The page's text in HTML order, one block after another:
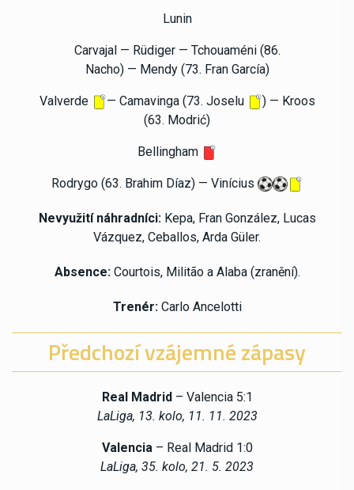
Lunin
Carvajal — Rüdiger — Tchouaméni (86.
Nacho) — Mendy (73. Fran García)
Valverde — Camavinga (73. Joselu
) — Kroos
(63. Modrić)
Bellingham
Rodrygo (63. Brahim Díaz) — Vinícius
Nevyužití náhradníci:Kepa, Fran González, Lucas
Vázquez, Ceballos, Arda Güler.
Absence: Courtois, Militão a Alaba (zranění).
Trenér:Carlo Ancelotti
Předchozí vzájemné zápasy
Real Madrid– Valencia 5:1
LaLiga, 13. kolo, 11. 11. 2023
Valencia– Real Madrid 1:0
LaLiga, 35. kolo, 21. 5. 2023